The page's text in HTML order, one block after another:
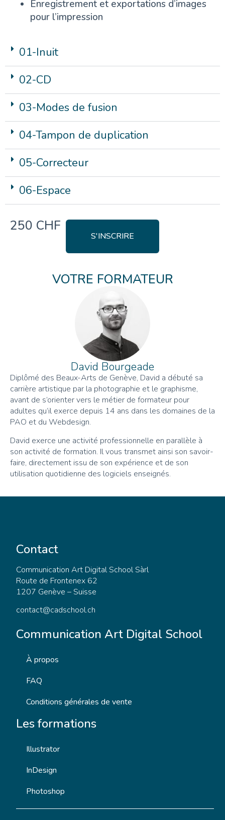
Enregistrement et exportations d’images
pour l’impression
01-Inuit
02-CD
03-Modes de fusion
04-Tampon de duplication
05-Correcteur
06-Espace
250 CHF
S'INSCRIRE
VOTRE FORMATEUR
David Bourgeade
Diplômé des Beaux-Arts de Genève, David a débuté sa
carrière artistique par la photographie et le graphisme,
avant de s’orienter vers le métier de formateur pour
adultes qu’il exerce depuis 14 ans dans les domaines de la
PAO et du Webdesign.
David exerce une activité professionnelle en parallèle à
son activité de formation. Il vous transmet ainsi son savoir-
faire, directement issu de son expérience et de son
utilisation quotidienne des logiciels enseignés.
Contact
Communication Art Digital School Sàrl
Route de Frontenex 62
1207 Genève – Suisse
contact@cadschool.ch
Communication Art Digital School
À propos
FAQ
Conditions générales de vente
Les formations
Illustrator
InDesign
Photoshop